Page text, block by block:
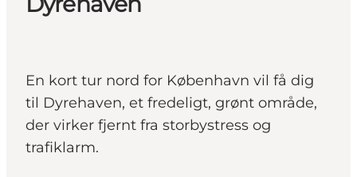
En kort tur nord for København vil få dig
til Dyrehaven, et fredeligt, grønt område,
der virker fjernt fra storbystress og
trafiklarm.